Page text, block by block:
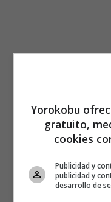
Yorokobu
gratuito,
cookies
Publicidad y
publicidad y
desarrollo de